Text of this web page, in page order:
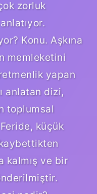
zorluk
Konu. Aşkına
memleketini
yapan
anlatan dizi,
toplumsal
küçük
kalmış ve bir